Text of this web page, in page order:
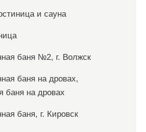
и сауна
баня №2, г. Волжск
баня на дровах,
баня на дровах
баня, г. Кировск